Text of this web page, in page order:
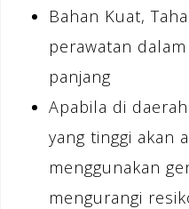
Bahan Kuat,
perawatan
panjang
Apabila di
yang tinggi akan
menggunakan
mengurangi